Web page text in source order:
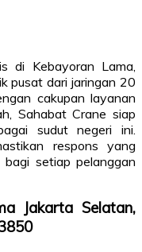
di Kebayoran Lama,
pusat dari jaringan 20
cakupan layanan
Sahabat Crane siap
sudut negeri ini.
respons yang
setiap pelanggan
Jakarta Selatan,